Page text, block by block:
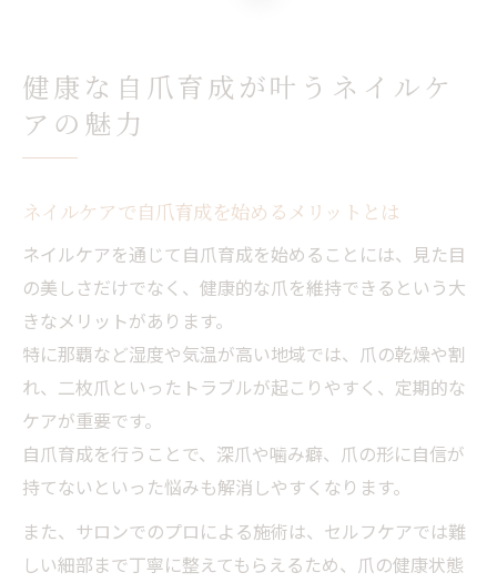
健康な自爪育成が叶うネイルケ
アの魅力
ネイルケアで自爪育成を始めるメリットとは
ネイルケアを通じて自爪育成を始めることには、見た目
の美しさだけでなく、健康的な爪を維持できるという大
きなメリットがあります。
特に那覇など湿度や気温が高い地域では、爪の乾燥や割
れ、二枚爪といったトラブルが起こりやすく、定期的な
ケアが重要です。
自爪育成を行うことで、深爪や噛み癖、爪の形に自信が
持てないといった悩みも解消しやすくなります。
また、サロンでのプロによる施術は、セルフケアでは難
しい細部まで丁寧に整えてもらえるため、爪の健康状態